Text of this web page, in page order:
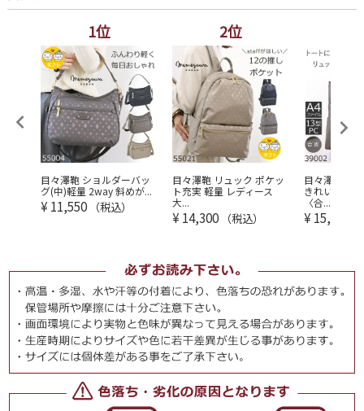
1位
目々澤鞄 ショルダーバッ
グ(中)軽量 2way 斜めが...
¥ 11,550 （税込）
2位
目々澤鞄 リュック ポケッ
ト充実 軽量 レディース
大...
¥ 14,300 （税込）
目々澤鞄｜
きれいめビ
〈合...
¥ 15,950